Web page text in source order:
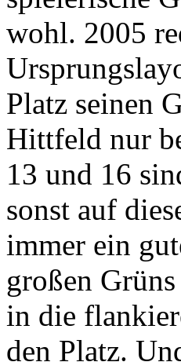
wohl. 2005
Platz seinen
Hittfeld nur
13 und 16
sonst auf
immer ein
großen
in die
den Platz.